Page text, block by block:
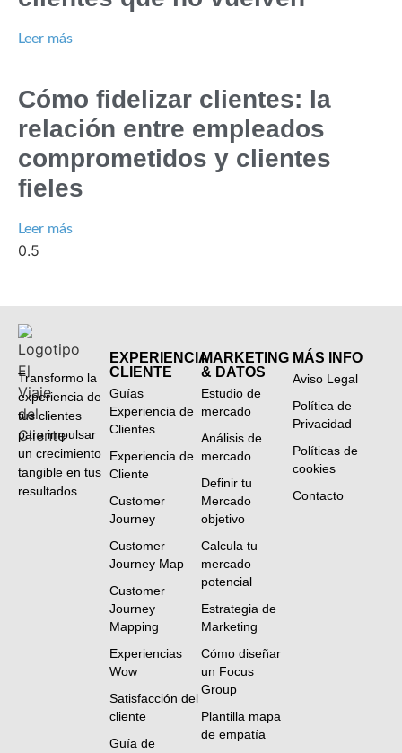
Leer más
Cómo fidelizar clientes: la
relación entre empleados
comprometidos y clientes
fieles
Leer más
Transformo la
experiencia de
tus clientes
para impulsar
un crecimiento
tangible en tus
resultados.
EXPERIENCIA
CLIENTE
Guías
Experiencia de
Clientes
Experiencia de
Cliente
Customer
Journey
Customer
Journey Map
Customer
Journey
Mapping
Experiencias
Wow
Satisfacción del
cliente
Guía de
MARKETING
& DATOS
Estudio de
mercado
Análisis de
mercado
Definir tu
Mercado
objetivo
Calcula tu
mercado
potencial
Estrategia de
Marketing
Cómo diseñar
un Focus
Group
Plantilla mapa
de empatía
MÁS INFO
Aviso Legal
Política de
Privacidad
Políticas de
cookies
Contacto